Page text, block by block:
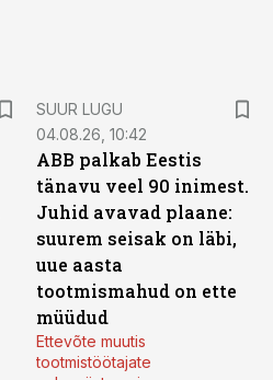
SUUR LUGU
04.08.26, 10:42
ABB palkab Eestis
tänavu veel 90 inimest.
Juhid avavad plaane:
suurem seisak on läbi,
uue aasta
tootmismahud on ette
müüdud
Ettevõte muutis
tootmistöötajate